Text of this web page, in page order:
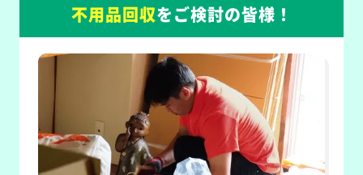
不用品回収をご検討の皆様！